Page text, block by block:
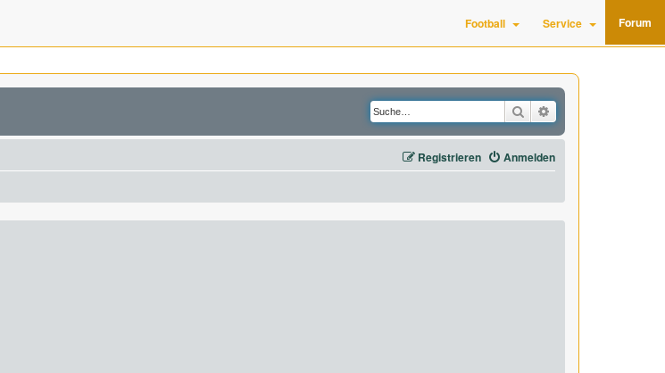
Football Service Forum
Suche
Anmelden
Registrieren